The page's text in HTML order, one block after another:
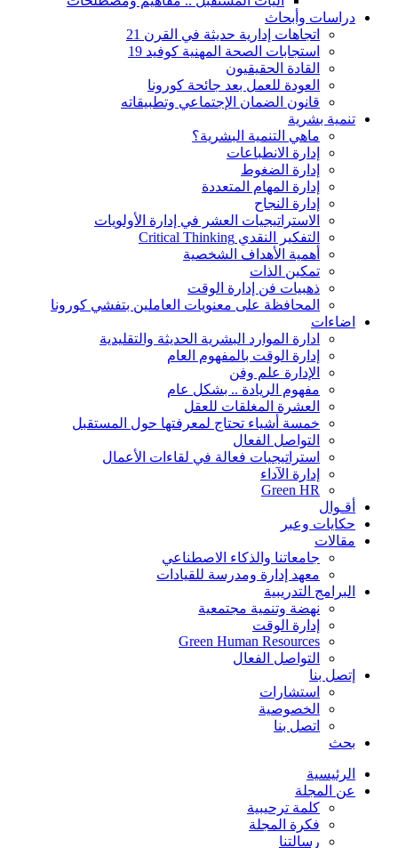
دراسات وأبحاث
اتجاهات إدارية حديثة في القرن 21
استجابات الصحة المهنية كوفيد 19
القادة الحقيقيون
العودة للعمل بعد جائحة كورونا
قانون الضمان الإجتماعي وتطبيقاته
تنمية بشرية
ماهي التنمية البشرية؟
إدارة الانطباعات
إدارة الضغوط
إدارة المهام المتعددة
إدارة النجاح
الاستراتيجيات العشر في إدارة الأولويات
التفكير النقدي Critical Thinking
أهمية الأهداف الشخصية
تمكين الذات
ذهبيات فن إدارة الوقت
المحافظة على معنويات العاملين بتفشي كورونا
اضاءات
ادارة الموارد البشرية الحديثة والتقليدية
إدارة الوقت بالمفهوم العام
الإدارة علم وفن
مفهوم الريادة .. بشكل عام
العشرة المغلقات للعقل
خمسة أشياء تحتاج لمعرفتها حول المستقبل
التواصل الفعال
استراتيجيات فعالة في لقاءات الأعمال
إدارة الآداء
Green HR
أقـوال
حكايات وعبر
مقالات
جامعاتنا والذكاء الاصطناعي
معهد إدارة ومدرسة للقيادات
البرامج التدريبية
نهضة وتنمية مجتمعية
إدارة الوقت
Green Human Resources
التواصل الفعال
إتصل بنا
استشارات
الخصوصية
اتصل بنا
بحث
الرئيسية
عن المجلة
كلمة ترحيبية
فكرة المجلة
رسالتنا